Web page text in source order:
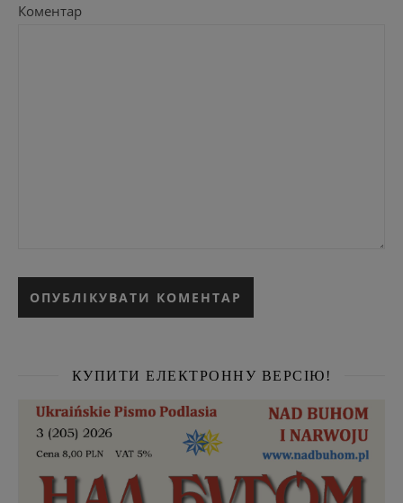
Коментар
КУПИТИ ЕЛЕКТРОННУ ВЕРСІЮ!